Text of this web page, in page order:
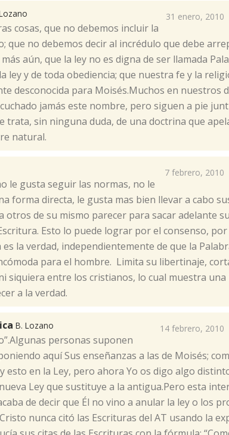
31 enero, 2010
cosas, que no debemos incluir la
que no debemos decir al incrédulo que debe
aún, que la ley no es digna de ser llamada
ley y de toda obediencia; que nuestra fe y la
desconocida para Moisés.Muchos en nuestros
jamás este nombre, pero siguen a pie
trata, sin ninguna duda, de una doctrina que
natural.
7 febrero, 2010
le gusta seguir las normas, no le
forma directa, le gusta mas bien llevar a cabo
otros de su mismo parecer para sacar adelante
Esto lo puede lograr por el consenso,
la verdad, independientemente de que la
para el hombre. Limita su libertinaje,
siquiera entre los cristianos, lo cual muestra
a la verdad.
B. Lozano 14 febrero, 2010
personas suponen
aquí Sus enseñanzas a las de Moisés;
esto en la Ley, pero ahora Yo os digo algo
Ley que sustituye a la antigua.Pero esta
de decir que Él no vino a anular la ley o los
nunca citó las Escrituras del AT usando la